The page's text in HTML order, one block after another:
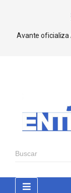
Avante oficializa